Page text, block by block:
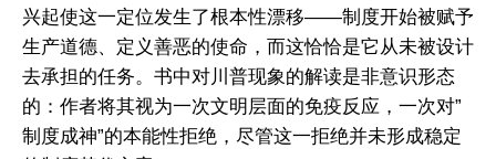
兴起使这一定位发生了根本性漂移——制度开始被赋予
生产道德、定义善恶的使命，而这恰恰是它从未被设计
去承担的任务。书中对川普现象的解读是非意识形态
的：作者将其视为一次文明层面的免疫反应，一次对”
制度成神”的本能性拒绝，尽管这一拒绝并未形成稳定